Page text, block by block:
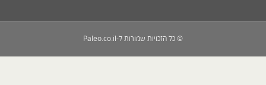
© כל הזכויות שמורות ל-Paleo.co.il